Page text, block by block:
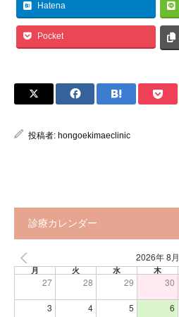
Hatena
Pocket
投稿者: hongoekimaeclinic
診療カレンダー
2026年 8月
月 火 水 木
27 28 29 30
3 4 5 6